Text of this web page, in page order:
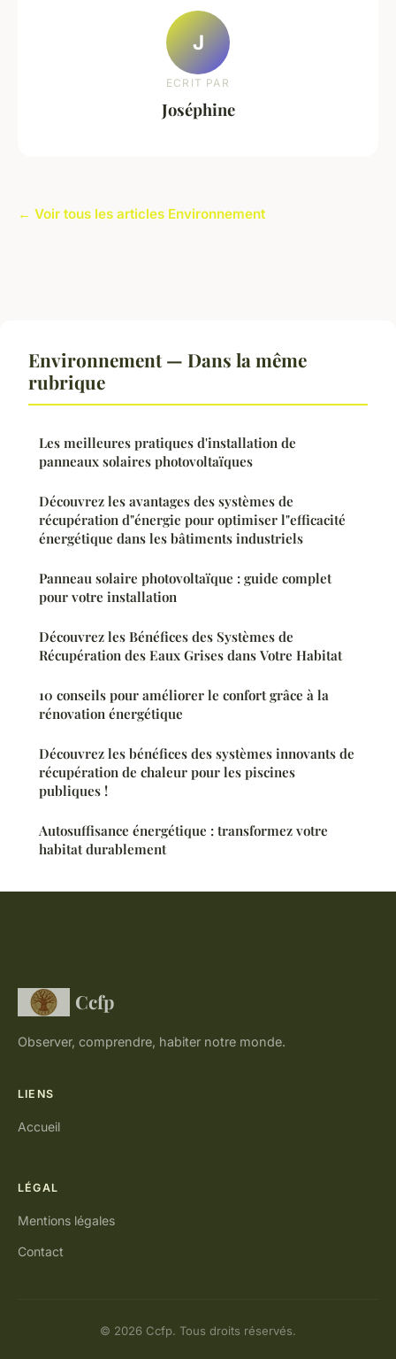
J
ECRIT PAR
Joséphine
← Voir tous les articles Environnement
Environnement — Dans la même
rubrique
Les meilleures pratiques d'installation de
panneaux solaires photovoltaïques
Découvrez les avantages des systèmes de
récupération d"énergie pour optimiser l"efficacité
énergétique dans les bâtiments industriels
Panneau solaire photovoltaïque : guide complet
pour votre installation
Découvrez les Bénéfices des Systèmes de
Récupération des Eaux Grises dans Votre Habitat
10 conseils pour améliorer le confort grâce à la
rénovation énergétique
Découvrez les bénéfices des systèmes innovants de
récupération de chaleur pour les piscines
publiques !
Autosuffisance énergétique : transformez votre
habitat durablement
Ccfp
Observer, comprendre, habiter notre monde.
LIENS
Accueil
LÉGAL
Mentions légales
Contact
© 2026 Ccfp. Tous droits réservés.